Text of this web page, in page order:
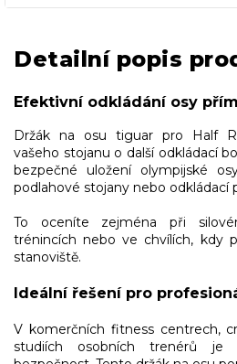
Detailní popis
Efektivní odkládání osy
Držák na osu tiguar pro Half
vašeho stojanu o další odkládací
bezpečné uložení olympijské
podlahové stojany nebo odkládací
To oceníte zejména při
trénincích nebo ve chvílích, kdy
stanoviště.
Ideální řešení pro
V komerčních fitness centrech,
studiích osobních trenérů je